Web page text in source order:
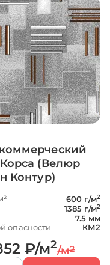
(Велюр
Контур)
600 г/м2
1385 г/м2
7.5 мм
опасности
КМ2
₽/м2/м2